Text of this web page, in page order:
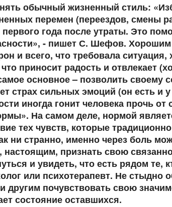
обычный жизненный стиль:
перемен (переездов, смены
года после утраты. Это
- пишет С. Шефов.
и всего, что требовала
приносит радость и отвлекает
основное – позволить своему
страх сильных эмоций (он есть и у
иногда гонит человека прочь от
На самом деле, нормой
тех чувств, которые
ни странно, именно через боль
признать свою
и увидеть, что есть рядом те,
или психотерапевт. Не стыдно
другим почувствовать свою
состояние оставшихся.